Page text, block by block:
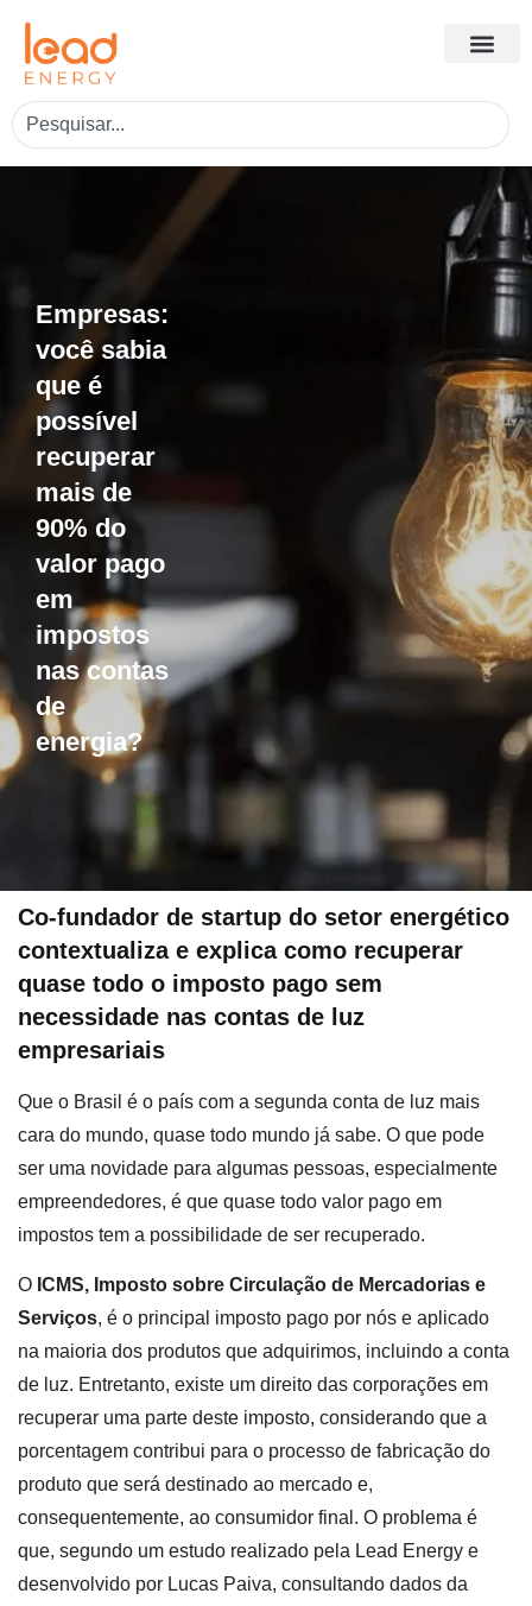
Empresas:
você sabia
que é
possível
recuperar
mais de
90% do
valor pago
em
impostos
nas contas
de
energia?
Co-fundador de startup do setor energético
contextualiza e explica como recuperar
quase todo o imposto pago sem
necessidade nas contas de luz
empresariais
Que o Brasil é o país com a segunda conta de luz mais
cara do mundo, quase todo mundo já sabe. O que pode
ser uma novidade para algumas pessoas, especialmente
empreendedores, é que quase todo valor pago em
impostos tem a possibilidade de ser recuperado.
O ICMS, Imposto sobre Circulação de Mercadorias e
Serviços, é o principal imposto pago por nós e aplicado
na maioria dos produtos que adquirimos, incluindo a conta
de luz. Entretanto, existe um direito das corporações em
recuperar uma parte deste imposto, considerando que a
porcentagem contribui para o processo de fabricação do
produto que será destinado ao mercado e,
consequentemente, ao consumidor final. O problema é
que, segundo um estudo realizado pela Lead Energy e
desenvolvido por Lucas Paiva, consultando dados da